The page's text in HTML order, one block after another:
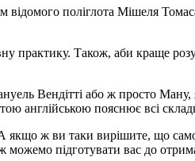
поліглота Мішеля
практику. Також, аби краще
Вендітті або ж просто
англійською пояснює всі
якщо ж ви таки вирішите, що
можемо підготувати вас до